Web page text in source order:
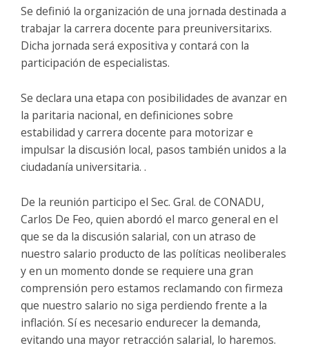
Se definió la organización de una jornada destinada a
trabajar la carrera docente para preuniversitarixs.
Dicha jornada será expositiva y contará con la
participación de especialistas.
Se declara una etapa con posibilidades de avanzar en
la paritaria nacional, en definiciones sobre
estabilidad y carrera docente para motorizar e
impulsar la discusión local, pasos también unidos a la
ciudadanía universitaria. .
De la reunión participo el Sec. Gral. de CONADU,
Carlos De Feo, quien abordó el marco general en el
que se da la discusión salarial, con un atraso de
nuestro salario producto de las políticas neoliberales
y en un momento donde se requiere una gran
comprensión pero estamos reclamando con firmeza
que nuestro salario no siga perdiendo frente a la
inflación. Sí es necesario endurecer la demanda,
evitando una mayor retracción salarial, lo haremos.